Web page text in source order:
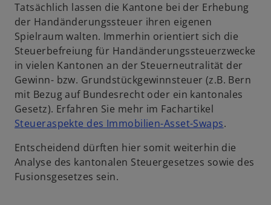
Tatsächlich lassen die Kantone bei der Erhebung
der Handänderungssteuer ihren eigenen
Spielraum walten. Immerhin orientiert sich die
Steuerbefreiung für Handänderungssteuerzwecke
in vielen Kantonen an der Steuerneutralität der
Gewinn- bzw. Grundstückgewinnsteuer (z.B. Bern
mit Bezug auf Bundesrecht oder ein kantonales
Gesetz). Erfahren Sie mehr im Fachartikel
Steueraspekte des Immobilien-Asset-Swaps.
Entscheidend dürften hier somit weiterhin die
Analyse des kantonalen Steuergesetzes sowie des
Fusionsgesetzes sein.